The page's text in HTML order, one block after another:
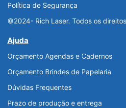
Política de Segurança
©2024- Rich Laser. Todos os
Ajuda
Orçamento Agendas e Cadernos
Orçamento Brindes de Papelaria
Dúvidas Frequentes
Prazo de produção e entrega